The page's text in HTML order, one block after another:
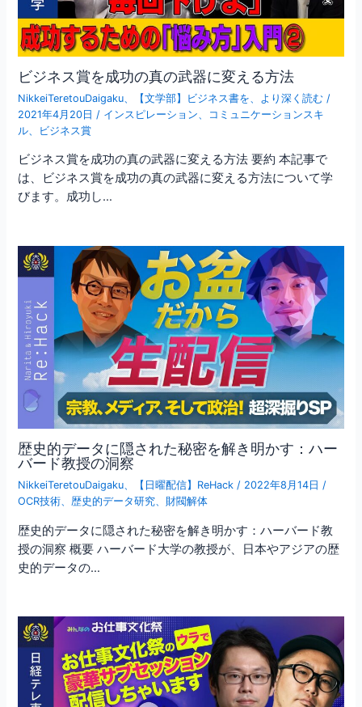
ビジネス賞を成功の真の武器に変える方法
NikkeiTeretouDaigaku 【文学部】ビジネス書を、より深く読む /
2021年4月20日 / インスピレーション
コミュニケーションスキ
ル
ビジネス賞
ビジネス賞を成功の真の武器に変える方法 要約 本記事で
は、ビジネス賞を成功の真の武器に変える方法について学
びます。成功し…
歴史的データに隠された秘密を解き明かす：ハー
バード教授の洞察
NikkeiTeretouDaigaku、 【日曜配信】ReHack / 2022年8月14日 /
OCR技術、歴史的データ研究、 財閥解体
歴史的データに隠された秘密を解き明かす：ハーバード教
授の洞察 概要 ハーバード大学の教授が、日本やアジアの歴
史的データの…